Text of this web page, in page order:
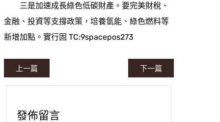
三是加速成長綠色低碳財產。要完美財稅、
金融、投資等支撐政策，培養氫能、綠色燃料等
新增加點。實行固 TC:9spacepos273
上一篇 下一篇
發佈留言